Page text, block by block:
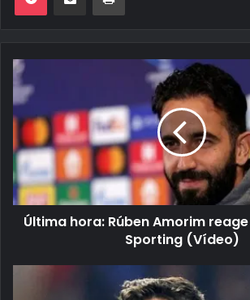
Última hora: Rúben Amorim
Sporting (Vídeo)